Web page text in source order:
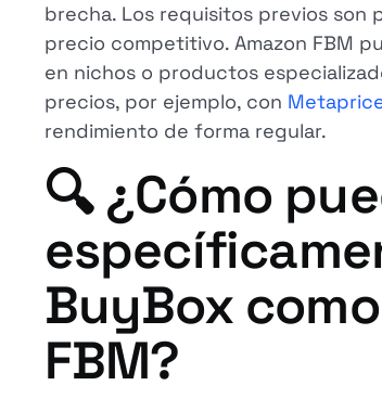
brecha. Los requisitos previos son
precio competitivo. Amazon FBM
en nichos o productos
precios, por ejemplo, con
rendimiento de forma regular.
🔍 ¿Cómo
BuyBox
FBM?